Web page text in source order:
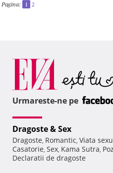
Pagina: 1 2
Urmareste-ne pe
Dragoste & Sex
Dragoste, Romantic, Viata
Casatorie, Sex, Kama Sutra,
Declaratii de dragoste